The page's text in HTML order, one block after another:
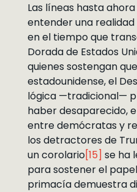
Las líneas hasta
entender una
en el tiempo que
Dorada de Estados
quienes sostengan
estadounidense, el
lógica —tradicional—
haber desaparecido,
entre demócratas y
los detractores de
un corolario[15] se ha
para sostener el
primacía demuestra